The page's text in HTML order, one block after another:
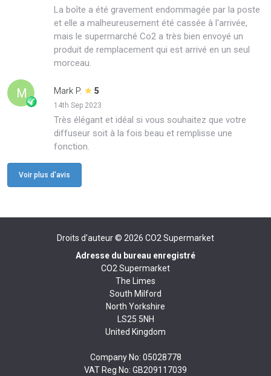
La boîte a été gravement endommagée par la poste
et elle a malheureusement été cassée à l'arrivée,
mais le supermarché Co2 a très bien envoyé un
produit de remplacement qui est arrivé en un seul
morceau.
M Mark P. 5
14th Sep 2023
Très élégant et idéal si vous souhaitez que votre
diffuseur soit à la fois beau et remplisse une
fonction.
Voir plus d'avis
Droits d'auteur © 2026 CO2 Supermarket
Adresse du bureau enregistré
CO2 Supermarket
The Limes
South Milford
North Yorkshire
LS25 5NH
United Kingdom
Company No: 05028778
VAT Reg No: GB209117039